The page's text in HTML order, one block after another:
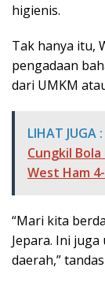
higienis.
Tak hanya itu,
pengadaan
dari UMKM
LIHAT JUGA :
Cungkil
West Ham
“Mari kita
Jepara. Ini
daerah,”